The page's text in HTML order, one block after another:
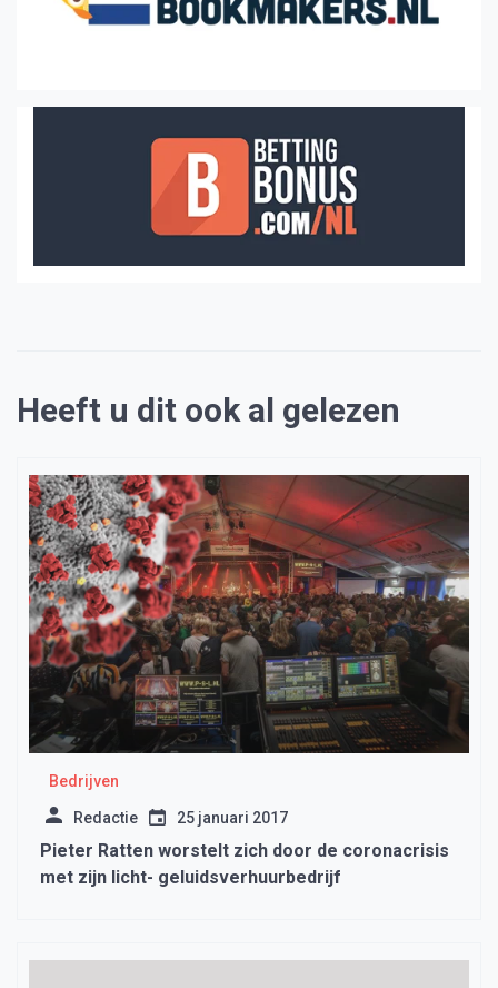
Heeft u dit ook al gelezen
Bedrijven
Redactie 25 januari 2017
Pieter Ratten worstelt zich door de coronacrisis
met zijn licht- geluidsverhuurbedrijf